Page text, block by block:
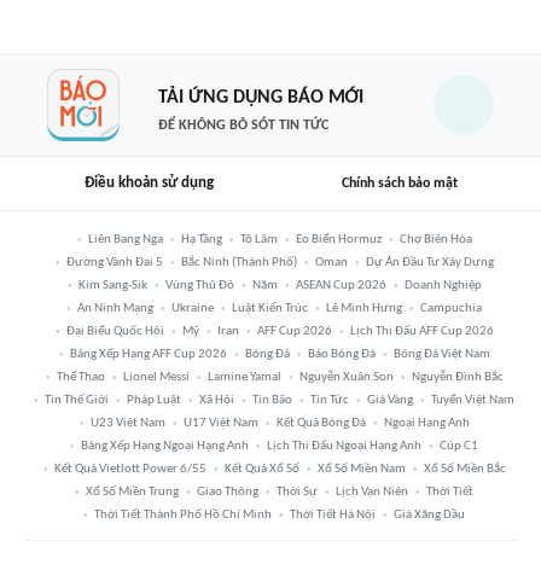
TẢI ỨNG DỤNG BÁO MỚI
ĐỂ KHÔNG BỎ SÓT TIN TỨC
Điều khoản sử dụng Chính sách bảo mật
Liên Bang Nga Hạ Tầng Tô Lâm Eo Biển Hormuz
Chợ Biên Hòa
Đường Vành Đai 5
Bắc Ninh (thành Phố) Oman
Dự Án Đầu Tư Xây Dựng
Kim Sang-Sik
Vùng Thủ Đô Năm ASEAN Cup 2026
Doanh Nghiệp
An Ninh Mạng
Ukraine Luật Kiến Trúc Lê Minh Hưng
Campuchia
Đại Biểu Quốc Hội
Mỹ Iran AFF Cup 2026
Lịch Thi Đấu AFF Cup 2026
Bảng Xếp Hạng AFF Cup 2026
Bóng Đá Báo Bóng Đá
Bóng Đá Việt Nam
Thể Thao
Lionel Messi Lamine Yamal Nguyễn Xuân Son
Nguyễn Đình Bắc
Tin Thế Giới
Pháp Luật Xã Hội Tin Bão Tin Tức Giá Vàng
Tuyển Việt Nam
U23 Việt Nam
U17 Việt Nam Kết Quả Bóng Đá
Ngoại Hạng Anh
Bảng Xếp Hạng Ngoại Hạng Anh
Lịch Thi Đấu Ngoại Hạng Anh
Cúp C1
Kết Quả Vietlott Power 6/55
Kết Quả Xổ Số Xổ Số Miền Nam
Xổ Số Miền Bắc
Xổ Số Miền Trung
Giao Thông Thời Sự Lịch Vạn Niên
Thời Tiết
Thời Tiết Thành Phố Hồ Chí Minh
Thời Tiết Hà Nội Giá Xăng Dầu